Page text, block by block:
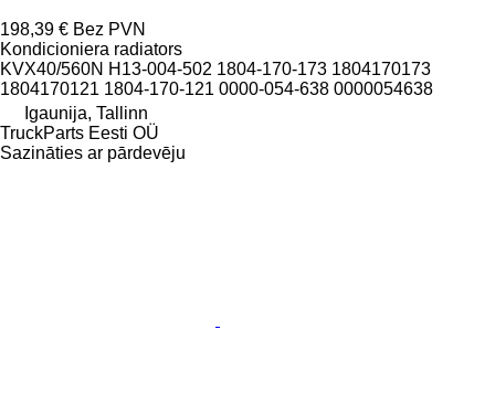
198,39 € Bez PVN
Kondicioniera radiators
KVX40/560N H13-004-502 1804-170-173 1804170173
1804170121 1804-170-121 0000-054-638 0000054638
Igaunija, Tallinn
TruckParts Eesti OÜ
Sazināties ar pārdevēju